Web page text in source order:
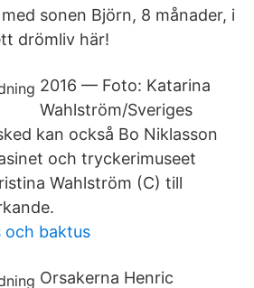
sonen Björn, 8 månader, i
drömliv här!
2016 — Foto: Katarina
Wahlström/Sveriges
kan också Bo Niklasson
och tryckerimuseet
Wahlström (C) till
och baktus
Orsakerna Henric